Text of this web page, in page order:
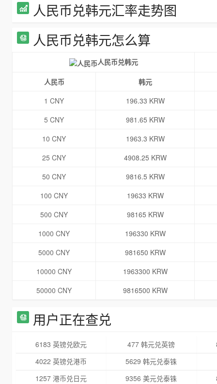
人民币兑韩元汇率走势图
人民币兑韩元怎么算
人民币兑韩元
人民币
韩元
1 CNY
196.33 KRW
5 CNY
981.65 KRW
10 CNY
1963.3 KRW
25 CNY
4908.25 KRW
50 CNY
9816.5 KRW
100 CNY
19633 KRW
500 CNY
98165 KRW
1000 CNY
196330 KRW
5000 CNY
981650 KRW
10000 CNY
1963300 KRW
50000 CNY
9816500 KRW
用户正在查兑
6183 英镑兑欧元 477 韩元兑英镑
4022 英镑兑港币
5629 韩元兑泰铢
1257 港币兑日元
9356 美元兑泰铢